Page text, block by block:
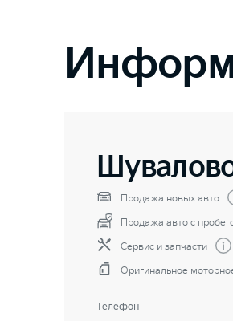
Продажа новых авто
Продажа авто с
Сервис и запчасти
Оригинальное
Телефон